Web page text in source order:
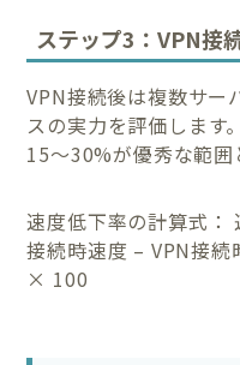
ステップ3：VPN接
VPN接続後は複数サー
スの実力を評価します
15〜30%が優秀な範囲
速度低下率の計算式：
接続時速度 – VPN接
× 100